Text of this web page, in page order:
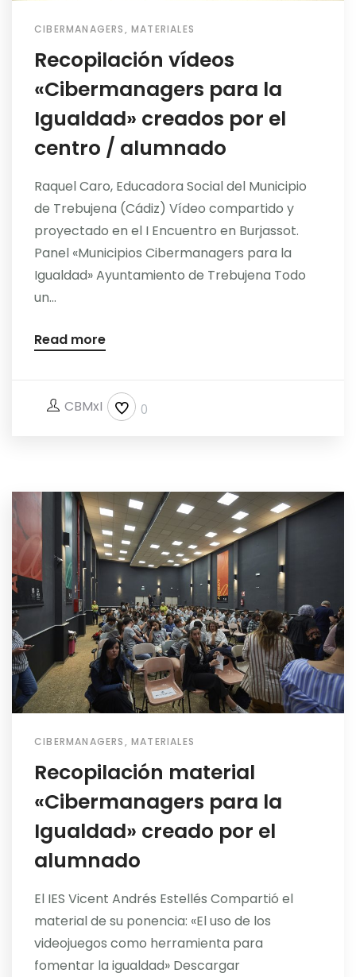
CIBERMANAGERS,MATERIALES
Recopilación vídeos
«Cibermanagers para la
Igualdad» creados por el
centro / alumnado
Raquel Caro, Educadora Social del Municipio
de Trebujena (Cádiz) Vídeo compartido y
proyectado en el I Encuentro en Burjassot.
Panel «Municipios Cibermanagers para la
Igualdad» Ayuntamiento de Trebujena Todo
un...
Read more
CBMxI 0
CIBERMANAGERS,MATERIALES
Recopilación material
«Cibermanagers para la
Igualdad» creado por el
alumnado
El IES Vicent Andrés Estellés Compartió el
material de su ponencia: «El uso de los
videojuegos como herramienta para
fomentar la igualdad» Descargar